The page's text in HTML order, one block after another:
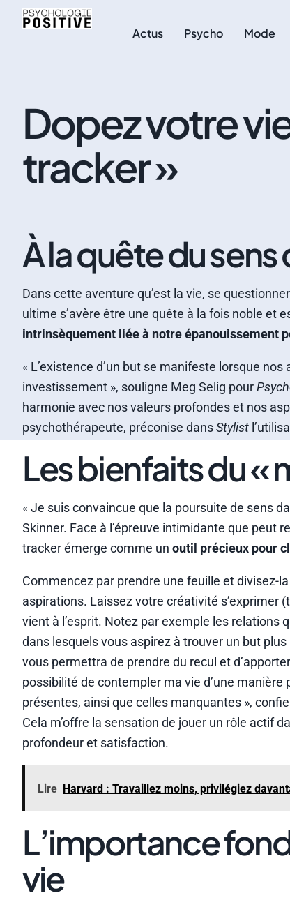
Actus Psycho Mode
Dopez votre
tracker »
À la quête du
Dans cette aventure qu’est la vie, se
ultime s’avère être une quête à la fois noble et
intrinsèquement liée à notre épanouissement
« L’existence d’un but se manifeste lorsque
investissement », souligne Meg Selig pour
harmonie avec nos valeurs profondes et nos
psychothérapeute, préconise dansStylist
Les bienfaits du «
« Je suis convaincue que la poursuite de sens
Skinner. Face à l’épreuve intimidante que peut
tracker émerge comme un outil précieux pour
Commencez par prendre une feuille et divisez-
aspirations. Laissez votre créativité s’exprimer
vient à l’esprit. Notez par exemple les relations
dans lesquels vous aspirez à trouver un but
vous permettra de prendre du recul et
possibilité de contempler ma vie d’une
présentes, ainsi que celles manquantes »,
Cela m’offre la sensation de jouer un rôle actif
profondeur et satisfaction.
Lire Harvard : Travaillez moins, privilégiez
L’importance
vie